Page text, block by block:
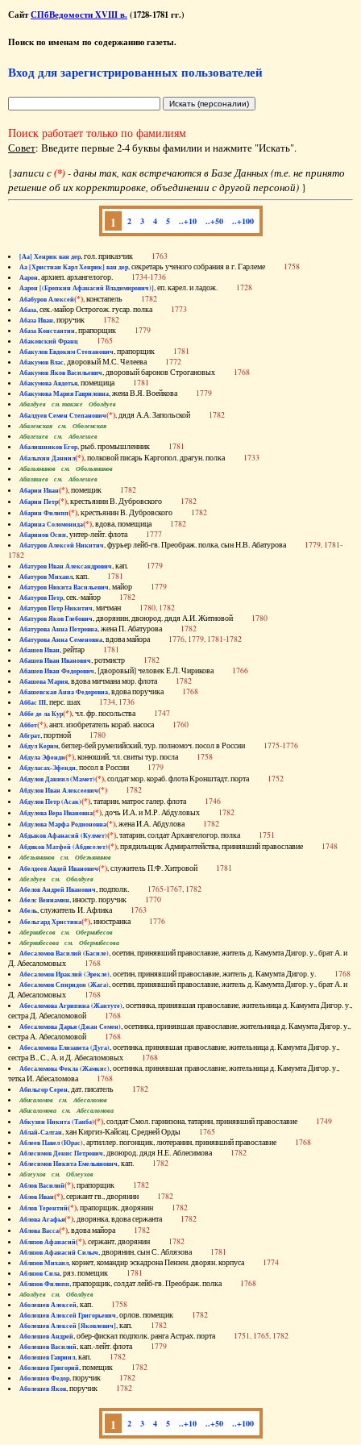
СайтСПбВедомости XVIII в. (1728-1781 гг.)
Поиск по именам по содержанию газеты.
Вход для зарегистрированных пользователей
Поиск работает только по фамилиям
Совет: Введите первые 2-4 буквы фамилии и нажмите "Искать".
{записи с(*)- даны так, как встречаются в Базе Данных (т.е. не принято
решение об их корректировке, объединении с другой персоной) }
1 2 3 4 5 ..+10 ..+50 ..+100
[Аа] Хенрик ван дер, гол. приказчик 1763
Аа [Христиан Карл Хенрик] ван дер, секретарь ученого собрания в г. Гарлеме 1758
Аарон, архиеп. архангелогор. 1734-1736
Аарон [(Еропкин Афанасий Владимирович)], еп. карел. и ладож. 1728
Абабуров Алексей(*), констапель 1782
Абаза, сек.-майор Острогож. гусар. полка 1773
Абаза Иван, поручик 1782
Абаза Константин, прапорщик 1779
Абаковский Франц 1765
Абакулов Евдоким Степанович, прапорщик 1781
Абакумов Влас, дворовый М.С. Челеева 1772
Абакумов Яков Васильевич, дворовый баронов Строгановых 1768
Абакумова Авдотья, помещица 1781
Абакумова Мария Гавриловна, жена В.Я. Воейкова 1779
Абалдуев см. также Оболдуев
Абалдуев Семен Степанович(*), дядя А.А. Запольской 1782
Абаленская см. Оболенская
Абалешев см. Аболешев
Абалишников Егор, рыб. промышленник 1781
Абалыхин Даниил(*), полковой писарь Каргопол. драгун. полка 1733
Абальянинов см. Обольянинов
Абаляшев см. Аболешев
Абарин Иван(*), помещик 1782
Абарин Петр(*), крестьянин В. Дубровского 1782
Абарин Филипп(*), крестьянин В. Дубровского 1782
Абарина Соломонида(*), вдова, помещица 1782
Абаринов Осип, унтер-лейт. флота 1777
Абатуров Алексей Никитич, фурьер лейб-гв. Преображ. полка, сын Н.В. Абатурова 1779, 1781-
1782
Абатуров Иван Александрович, кап. 1779
Абатуров Михаил, кап. 1781
Абатуров Никита Васильевич, майор 1779
Абатуров Петр, сек.-майор 1782
Абатуров Петр Никитич, мичман 1780, 1782
Абатуров Яков Глебович, дворянин, двоюрод. дядя А.И. Житновой 1780
Абатурова Анна Петровна, жена П. Абатурова 1782
Абатурова Анна Семеновна, вдова майора 1776, 1779, 1781-1782
Абашев Иван, рейтар 1781
Абашев Иван Иванович, ротмистр 1782
Абашев Иван Федорович, [дворовый] человек Е.Л. Чирикова 1766
Абашева Мария, вдова мичмана мор. флота 1782
Абашевская Анна Федоровна, вдова поручика 1768
Аббас III, перс. шах 1734, 1736
Аббе де ла Кур(*), чл. фр. посольства 1747
Аббот(*), англ. изобретатель кораб. насоса 1760
Абграт, портной 1780
Абдул Керим, беглер-бей румелийский, тур. полномоч. посол в России 1775-1776
Абдула Эфенди(*), конюший, чл. свиты тур. посла 1758
Абдуласах-Эфенди, посол в России 1779
Абдулов Даниил (Мамет)(*), солдат мор. кораб. флота Кронштадт. порта 1752
Абдулов Иван Алексеевич(*) 1782
Абдулов Петр (Асак)(*), татарин, матрос галер. флота 1746
Абдулова Вера Ивановна(*), дочь И.А. и М.Р. Абдуловых 1782
Абдулова Марфа Родионовна(*), жена И.А. Абдулова 1782
Абдыков Афанасий (Кулмет)(*), татарин, солдат Архангелогор. полка 1751
Абдяков Матфей (Абдяселет)(*), прядильщик Адмиралтейства, принявший православие 1748
Абезьянинов см. Обезьянинов
Абелдеев Авдей Иванович(*), служитель П.Ф. Хитровой 1781
Абелдуев см. Оболдуев
Абелов Андрей Иванович, подполк. 1765-1767, 1782
Абелс Вениамин, иностр. поручик 1770
Абель, служитель И. Афлика 1763
Абельгард Христина(*), иностранка 1776
Абернибесов см. Обернибесов
Абернибесова см. Обернибесова
Абесаломов Василий (Басиле), осетин, принявший православие, житель д. Камумта Дигор. у., брат А. и
Д. Абесаломовых 1768
Абесаломов Ираклий (Эрекле), осетин, принявший православие, житель д. Камумта Дигор. у. 1768
Абесаломов Спиридон (Жага), осетин, принявший православие, житель д. Камумта Дигор. у., брат А. и
Д. Абесаломовых 1768
Абесаломова Агрипина (Жантуте), осетинка, принявшая православие, жительница д. Камумта Дигор. у.,
сестра Д. Абесаломовой 1768
Абесаломова Дарья (Джан Семен), осетинка, принявшая православие, жительница д. Камумта Дигор. у.,
сестра А. Абесаломовой 1768
Абесаломова Елизавета (Дуга), осетинка, принявшая православие, жительница д. Камумта Дигор. у.,
сестра В., С., А. и Д. Абесаломовых 1768
Абесаломова Фекла (Жамкис), осетинка, принявшая православие, жительница д. Камумта Дигор. у.,
тетка И. Абесаломова 1768
Абильгор Серен, дат. писатель 1782
Абисаломов см. Абесаломов
Абисаломова см. Абесаломова
Абкузин Никита (Танба)(*), солдат Смол. гарнизона, татарин, принявший православие 1749
Аблай-Салтан, хан Киргиз-Кайсац. Средней Орды 1765
Аблеев Павел (Юрас), артиллер. погонщик, лютеранин, принявший православие 1768
Аблесимов Денис Петрович, двоюрод. дядя Н.Е. Аблесимова 1782
Аблесимов Никита Емельянович, кап. 1782
Аблеухов см. Облеухов
Аблов Василий(*), прапорщик 1782
Аблов Иван(*), сержант гв., дворянин 1782
Аблов Терентий(*), прапорщик, дворянин 1782
Аблова Агафья(*), дворянка, вдова сержанта 1782
Аблова Васса(*), вдова майора 1782
Аблязов Афанасий(*), сержант, дворянин 1782
Аблязов Афанасий Силыч, дворянин, сын С. Аблязова 1781
Аблязов Михаил, корнет, командир эскадрона Пензен. дворян. корпуса 1774
Аблязов Сила, ряз. помещик 1781
Аблязов Филипп, прапорщик, солдат лейб-гв. Преображ. полка 1768
Аболдуев см. Оболдуев
Аболешев Алексей, кап. 1758
Аболешев Алексей Григорьевич, орлов. помещик 1782
Аболешев Алексей [Яковлевич], кап. 1782
Аболешев Андрей, обер-фискал подполк. ранга Астрах. порта 1751, 1765, 1782
Аболешев Василий, кап.-лейт. флота 1779
Аболешев Гавриил, кап. 1782
Аболешев Григорий, помещик 1782
Аболешев Федор, поручик 1782
Аболешев Яков, поручик 1782
1 2 3 4 5 ..+10 ..+50 ..+100